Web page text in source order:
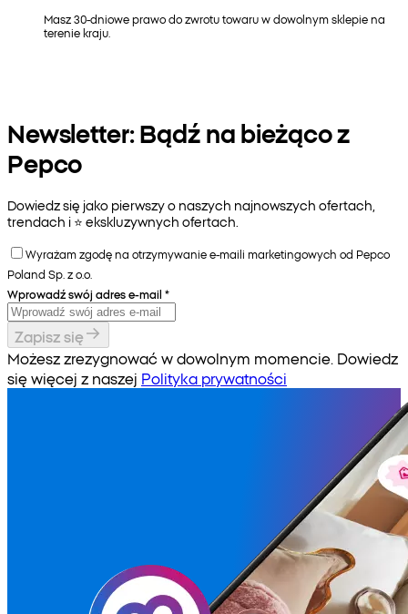
Masz 30-dniowe prawo do zwrotu towaru w dowolnym sklepie na
terenie kraju.
Newsletter: Bądź na bieżąco z
Pepco
Dowiedz się jako pierwszy o naszych najnowszych ofertach,
trendach i ⭐️ ekskluzywnych ofertach.
Wyrażam zgodę na otrzymywanie e-maili marketingowych od Pepco
Poland Sp. z o.o.
Wprowadź swój adres e-mail *
Zapisz się
Możesz zrezygnować w dowolnym momencie. Dowiedz
się więcej z naszej Polityka prywatności